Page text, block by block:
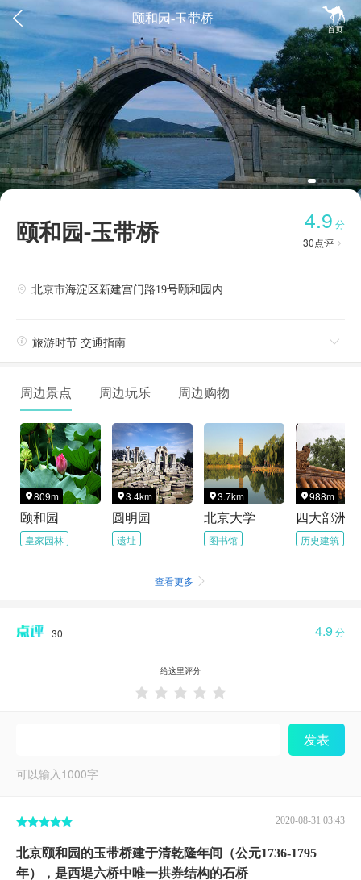
 
首页
颐和园-玉带桥
颐和园-玉带桥 4.9 分
30点评 
 北京市海淀区新建宫门路19号颐和园内
 旅游时节 交通指南 
周边景点 周边玩乐 周边购物
809m
颐和园
皇家园林
3.4km
圆明园
遗址
3.7km
北京大学
图书馆
988m
四大部洲
历史建筑
查看更多 
30 4.9 分
给这里评分
    
发表
可以输入1000字
2020-08-31 03:43
北京颐和园的玉带桥建于清乾隆年间（公元1736-1795
年），是西堤六桥中唯一拱券结构的石桥